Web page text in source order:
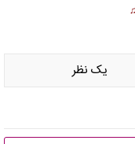
يک نظر